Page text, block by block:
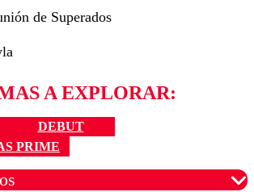
de Superados
A EXPLORAR:
DEBUT
PRIME